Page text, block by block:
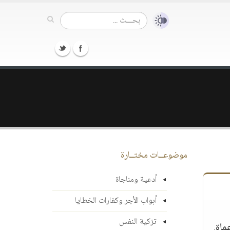
موضوعــات مختــارة
أدعية ومناجاة
أبواب الأجر وكفارات الخطايا
تزكية النفس